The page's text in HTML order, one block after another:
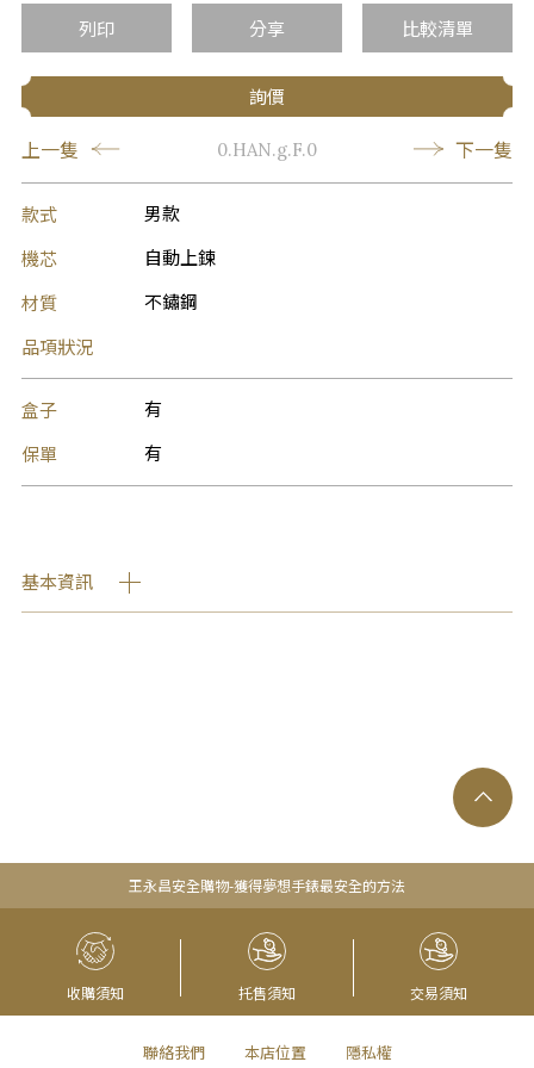
列印 分享 比較清單
詢價
上一隻 0.HAN.g.F.0 下一隻
款式 男款
機芯 自動上鍊
材質 不鏽鋼
品項狀況
盒子 有
保單 有
基本資訊
王永昌安全購物-獲得夢想手錶最安全的方法
收購須知 托售須知 交易須知
聯絡我們 本店位置 隱私權